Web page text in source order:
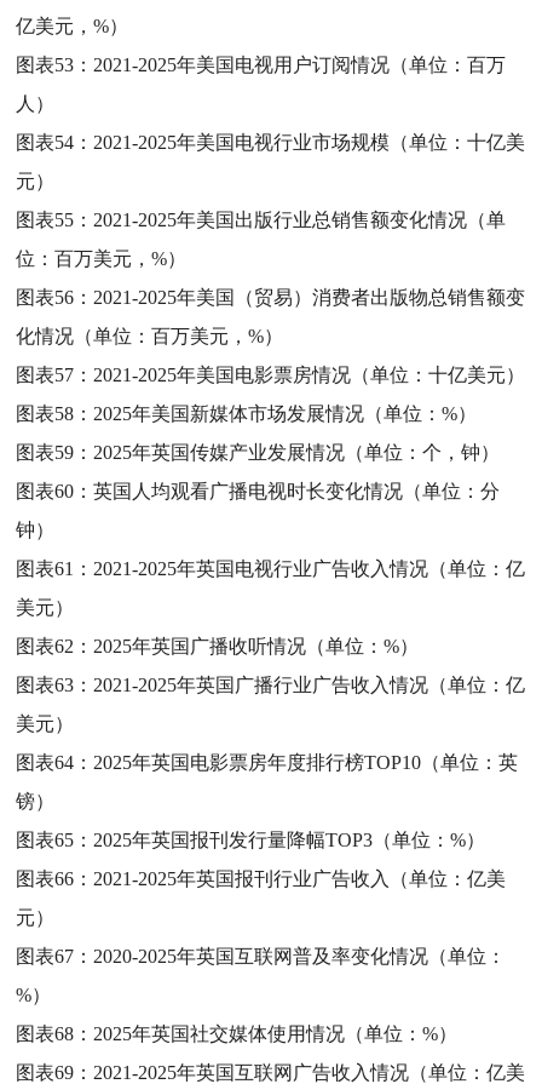
亿美元，%）
图表53： 2021-2025年美国电视用户订阅情况（单位：百万
人）
图表54： 2021-2025年美国电视行业市场规模（单位：十亿美
元）
图表55： 2021-2025年美国出版行业总销售额变化情况（单
位：百万美元，%）
图表56： 2021-2025年美国（贸易）消费者出版物总销售额变
化情况（单位：百万美元，%）
图表57： 2021-2025年美国电影票房情况（单位：十亿美元）
图表58： 2025年美国新媒体市场发展情况（单位：%）
图表59： 2025年英国传媒产业发展情况（单位：个，钟）
图表60：英国人均观看广播电视时长变化情况（单位：分
钟）
图表61： 2021-2025年英国电视行业广告收入情况（单位：亿
美元）
图表62： 2025年英国广播收听情况（单位：%）
图表63： 2021-2025年英国广播行业广告收入情况（单位：亿
美元）
图表64： 2025年英国电影票房年度排行榜TOP10（单位：英
镑）
图表65： 2025年英国报刊发行量降幅TOP3（单位：%）
图表66： 2021-2025年英国报刊行业广告收入（单位：亿美
元）
图表67： 2020-2025年英国互联网普及率变化情况（单位：
%）
图表68： 2025年英国社交媒体使用情况（单位：%）
图表69： 2021-2025年英国互联网广告收入情况（单位：亿美